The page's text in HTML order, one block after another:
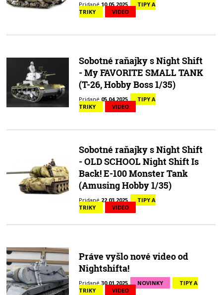
Pridané10.05.2025
TIPY A
TRIKY
VIDEO
Sobotné raňajky s Night Shift
- My FAVORITE SMALL TANK
(T-26, Hobby Boss 1/35)
Pridané05.04.2025
TIPY A
TRIKY
VIDEO
Sobotné raňajky s Night Shift
- OLD SCHOOL Night Shift Is
Back! E-100 Monster Tank
(Amusing Hobby 1/35)
Pridané22.03.2025
TIPY A
TRIKY
VIDEO
Práve vyšlo nové video od
Nightshifta!
Pridané30.01.2025 NOVINKY
TIPY A
TRIKY
VIDEO